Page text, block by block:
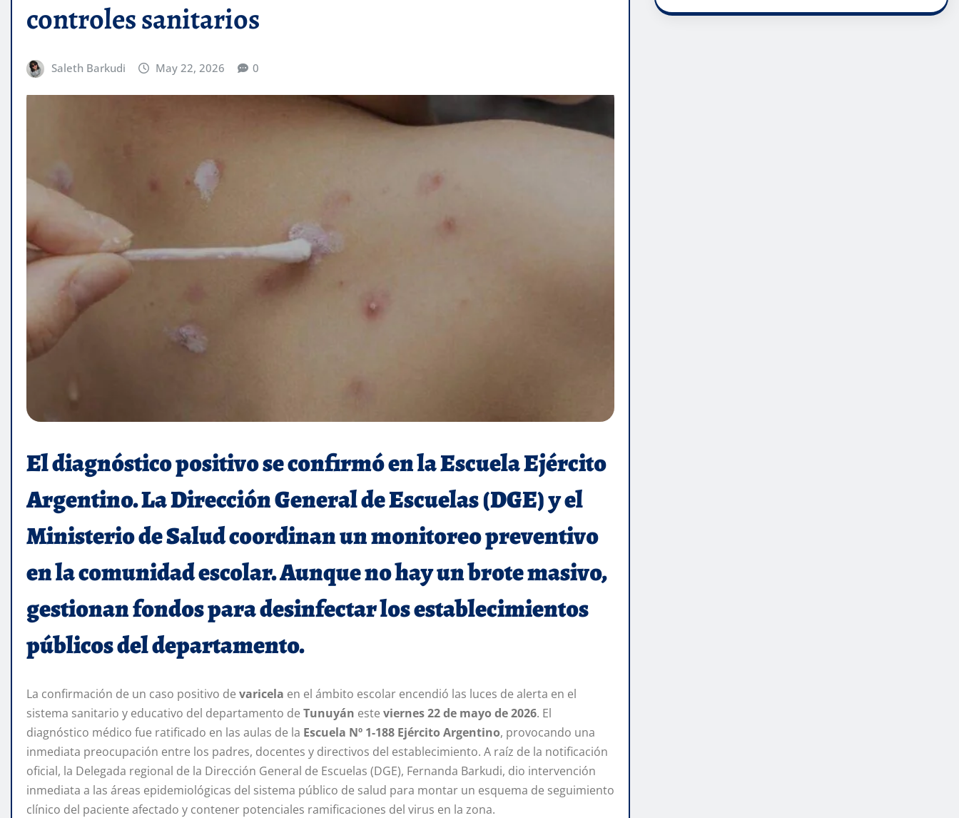
controles sanitarios
Saleth Barkudi May 22, 2026 0
El diagnóstico positivo se confirmó en la Escuela Ejército
Argentino. La Dirección General de Escuelas (DGE) y el
Ministerio de Salud coordinan un monitoreo preventivo
en la comunidad escolar. Aunque no hay un brote masivo,
gestionan fondos para desinfectar los establecimientos
públicos del departamento.
La confirmación de un caso positivo de varicela en el ámbito escolar encendió las luces de alerta en el
sistema sanitario y educativo del departamento de Tunuyán este viernes 22 de mayo de 2026. El
diagnóstico médico fue ratificado en las aulas de la Escuela Nº 1-188 Ejército Argentino, provocando una
inmediata preocupación entre los padres, docentes y directivos del establecimiento. A raíz de la notificación
oficial, la Delegada regional de la Dirección General de Escuelas (DGE), Fernanda Barkudi, dio intervención
inmediata a las áreas epidemiológicas del sistema público de salud para montar un esquema de seguimiento
clínico del paciente afectado y contener potenciales ramificaciones del virus en la zona.